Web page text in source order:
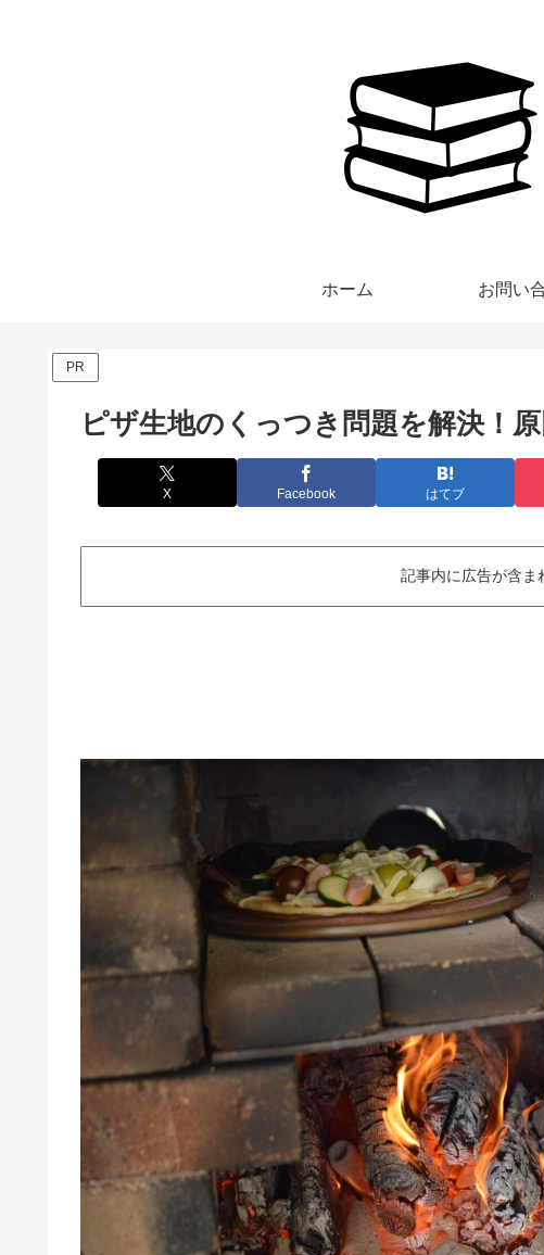
ホーム お問い
PR
ピザ生地のくっつき問題を解決！
X Facebook はてブ
記事内に広告が含ま